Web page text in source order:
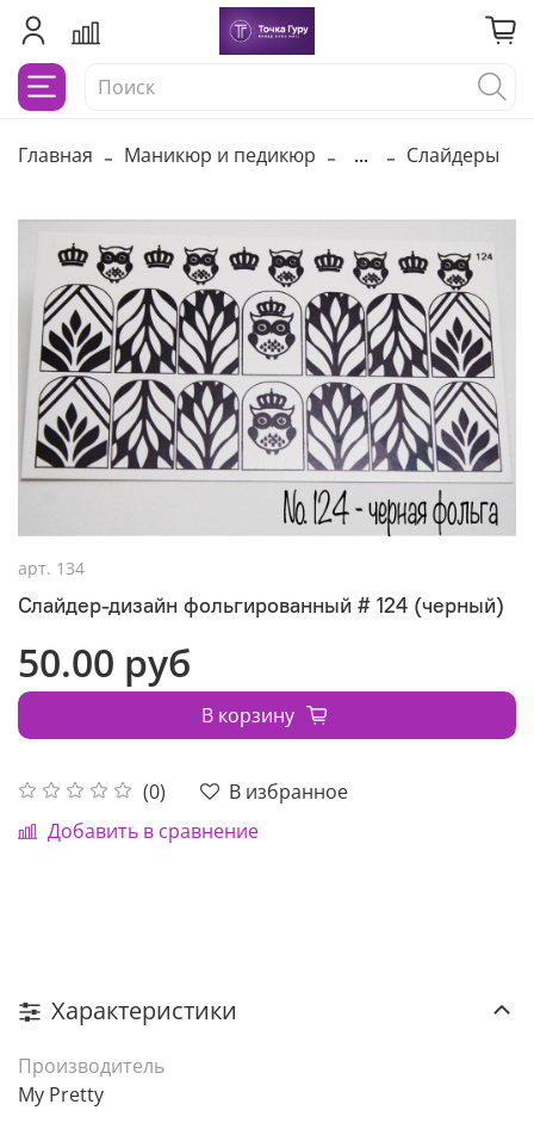
Главная Маникюр и педикюр ... Слайдеры
арт. 134
Слайдер-дизайн фольгированный # 124 (черный)
(0)
В избранное
Добавить в сравнение
50.00 руб
В корзину
Характеристики
Производитель
My Pretty